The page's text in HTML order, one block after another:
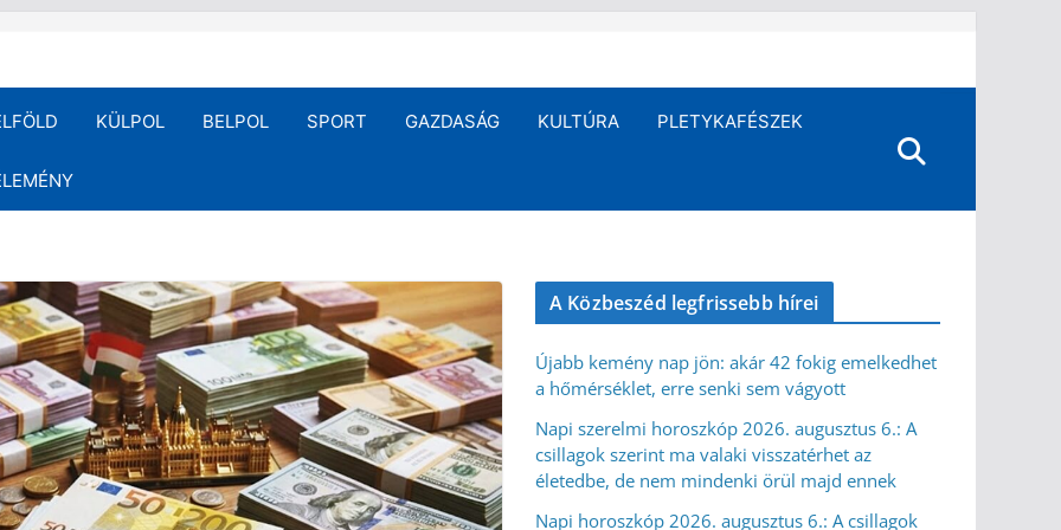
KÜLPOL BELPOL SPORT GAZDASÁG KULTÚRA PLETYKAFÉSZEK
A Közbeszéd legfrissebb hírei
Újabb kemény nap jön: akár 42 fokig emelkedhet
a hőmérséklet, erre senki sem vágyott
Napi szerelmi horoszkóp 2026. augusztus 6.: A
csillagok szerint ma valaki visszatérhet az
életedbe, de nem mindenki örül majd ennek
Napi horoszkóp 2026. augusztus 6.: A csillagok